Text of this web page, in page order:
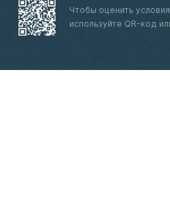
Чтобы оценить
используйте QR-код